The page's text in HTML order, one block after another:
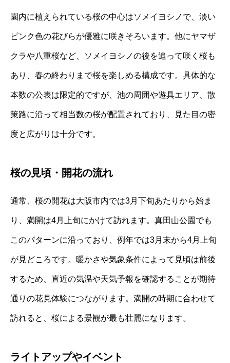
園内に植えられている桜の中心はソメイヨシノで、淡い
ピンク色の花びらが優雅に咲きそろいます。他にヤマザ
クラや八重桜など、ソメイヨシノの後を追って咲く桜も
あり、春の終わりまで桜を楽しめる構成です。具体的な
本数の公表は限定的ですが、池の周囲や遊具エリア、散
策路に沿って相当数の桜が配置されており、見た目の密
度と広がりは十分です。
桜の見頃・開花の流れ
通常、桜の開花は大阪市内では3月下旬あたりから始ま
り、満開は4月上旬にかけて訪れます。真田山公園でも
このパターンに沿っており、例年では3月末から4月上旬
が見どころです。暖かさや気象条件によって見頃は前後
するため、直近の気温や天気予報を確認することが期待
通りの花見体験につながります。満開の時期に合わせて
訪れると、桜による景観が最も壮麗になります。
ライトアップやイベント